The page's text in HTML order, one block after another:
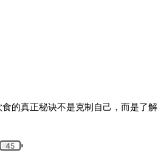
的真正秘诀不是克制自己，而是了解